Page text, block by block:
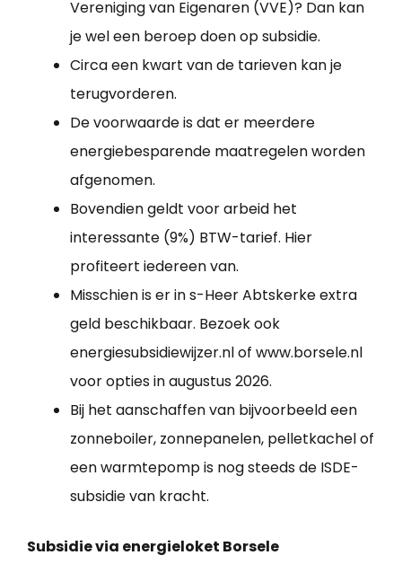
Vereniging van Eigenaren (VVE)? Dan kan
je wel een beroep doen op subsidie.
Circa een kwart van de tarieven kan je
terugvorderen.
De voorwaarde is dat er meerdere
energiebesparende maatregelen worden
afgenomen.
Bovendien geldt voor arbeid het
interessante (9%) BTW-tarief. Hier
profiteert iedereen van.
Misschien is er in s-Heer Abtskerke extra
geld beschikbaar. Bezoek ook
energiesubsidiewijzer.nl of www.borsele.nl
voor opties in augustus 2026.
Bij het aanschaffen van bijvoorbeeld een
zonneboiler, zonnepanelen, pelletkachel of
een warmtepomp is nog steeds de ISDE-
subsidie van kracht.
Subsidie via energieloket Borsele